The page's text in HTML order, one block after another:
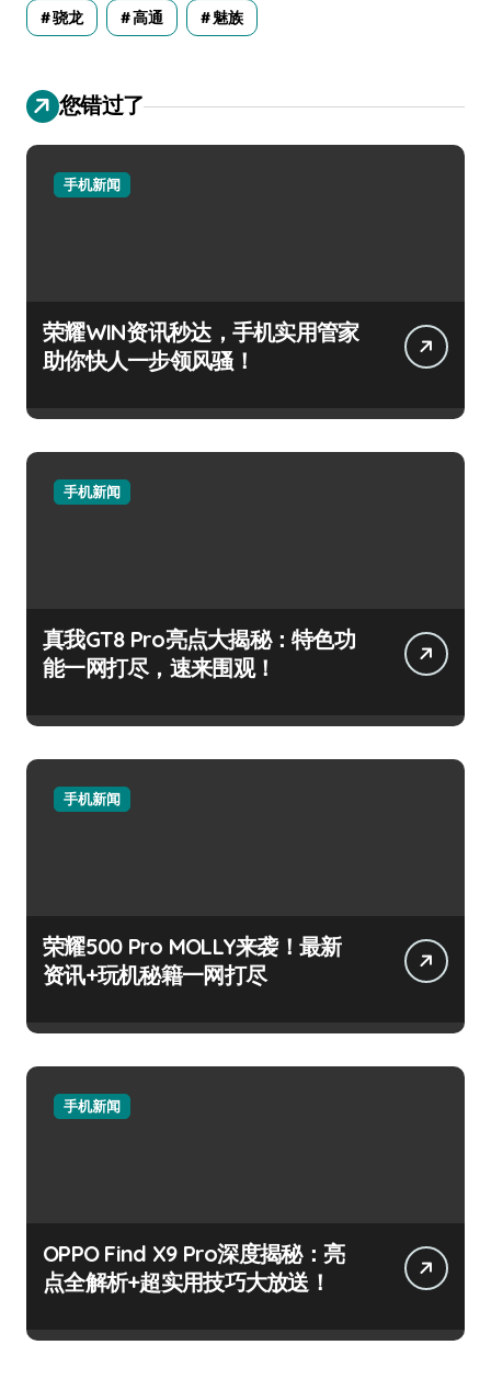
骁龙 高通 魅族
您错过了
手机新闻
荣耀WIN资讯秒达，手机实用管家
助你快人一步领风骚！
手机新闻
真我GT8 Pro亮点大揭秘：特色功
能一网打尽，速来围观！
手机新闻
荣耀500 Pro MOLLY来袭！最新
资讯+玩机秘籍一网打尽
手机新闻
OPPO Find X9 Pro深度揭秘：亮
点全解析+超实用技巧大放送！